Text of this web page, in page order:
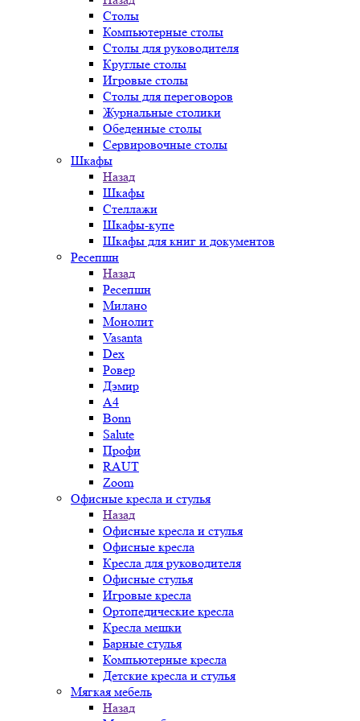
Столы
Компьютерные столы
Столы для руководителя
Круглые столы
Игровые столы
Столы для переговоров
Журнальные столики
Обеденные столы
Сервировочные столы
Шкафы
Назад
Шкафы
Стеллажи
Шкафы-купе
Шкафы для книг и документов
Ресепшн
Назад
Ресепшн
Милано
Монолит
Vasanta
Dex
Ровер
Дэмир
A4
Bonn
Salute
Профи
RAUT
Zoom
Офисные кресла и стулья
Назад
Офисные кресла и стулья
Офисные кресла
Кресла для руководителя
Офисные стулья
Игровые кресла
Ортопедические кресла
Кресла мешки
Барные стулья
Компьютерные кресла
Детские кресла и стулья
Мягкая мебель
Назад